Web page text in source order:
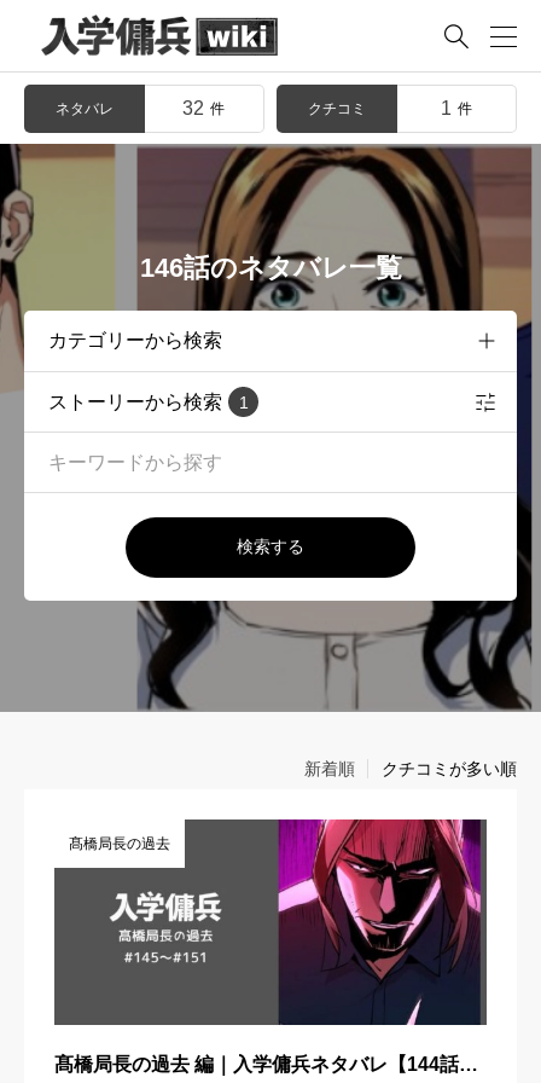

ネタバレ 32 件 クチコミ 1 件
146話のネタバレ一覧
ストーリーから検索 1
検索する
新着順 クチコミが多い順
髙橋局長の過去
髙橋局長の過去 編｜入学傭兵ネタバレ【144話～